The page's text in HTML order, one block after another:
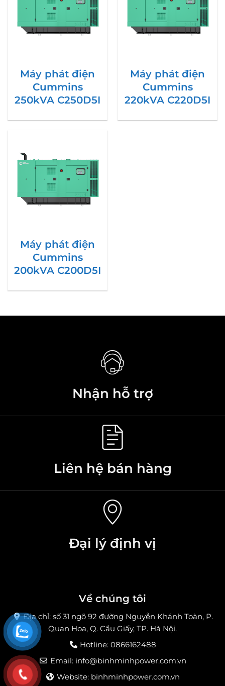
Máy phát điện
Cummins
250kVA C250D5I
Máy phát điện
Cummins
220kVA C220D5I
Máy phát điện
Cummins
200kVA C200D5I
Nhận hỗ trợ
Liên hệ bán hàng
Đại lý định vị
Về chúng tôi
Địa chỉ: số 31 ngõ 92 đường Nguyễn Khánh Toàn, P.
Quan Hoa, Q. Cầu Giấy, TP. Hà Nội.
Hotline: 0866162488
Email: info@binhminhpower.com.vn
Website: binhminhpower.com.vn